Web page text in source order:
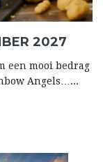
2027
een mooi bedrag
Angels…...